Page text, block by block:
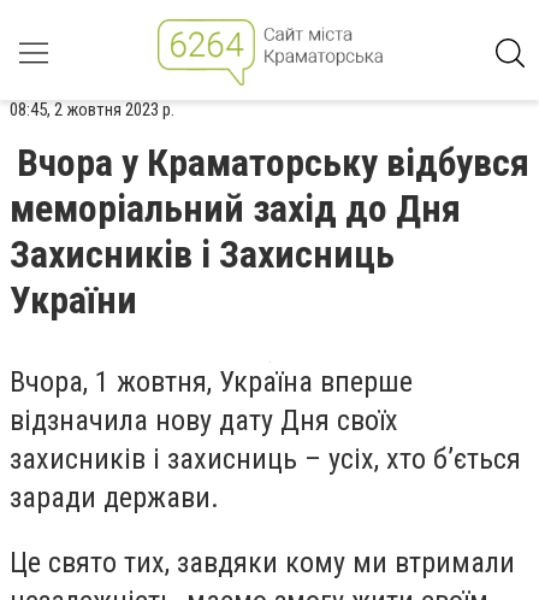
08:45, 2 жовтня 2023 р.
Вчора у Краматорську відбувся
меморіальний захід до Дня
Захисників і Захисниць
України
Вчора, 1 жовтня, Україна вперше
відзначила нову дату Дня своїх
захисників і захисниць – усіх, хто б’ється
заради держави.
Це свято тих, завдяки кому ми втримали